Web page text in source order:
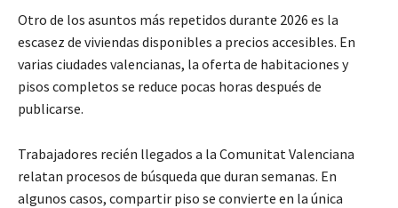
Otro de los asuntos más repetidos durante 2026 es la
escasez de viviendas disponibles a precios accesibles. En
varias ciudades valencianas, la oferta de habitaciones y
pisos completos se reduce pocas horas después de
publicarse.
Trabajadores recién llegados a la Comunitat Valenciana
relatan procesos de búsqueda que duran semanas. En
algunos casos, compartir piso se convierte en la única